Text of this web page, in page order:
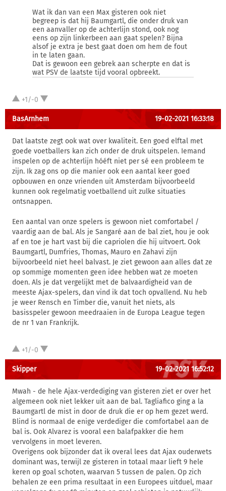
Wat ik dan van een Max gisteren ook niet
begreep is dat hij Baumgartl, die onder druk van
een aanvaller op de achterlijn stond, ook nog
eens op zijn linkerbeen aan gaat spelen? Bijna
alsof je extra je best gaat doen om hem de fout
in te laten gaan.
Dat is gewoon een gebrek aan scherpte en dat is
wat PSV de laatste tijd vooral opbreekt.
+1/-0
BasArnhem 19-02-2021 16:33:18
Dat laatste zegt ook wat over kwaliteit. Een goed elftal met
goede voetballers kan zich onder de druk uitspelen. Iemand
inspelen op de achterlijn hóéft niet per sé een probleem te
zijn. Ik zag ons op die manier ook een aantal keer goed
opbouwen en onze vrienden uit Amsterdam bijvoorbeeld
kunnen ook regelmatig voetballend uit zulke situaties
ontsnappen.
Een aantal van onze spelers is gewoon niet comfortabel /
vaardig aan de bal. Als je Sangaré aan de bal ziet, hou je ook
af en toe je hart vast bij die capriolen die hij uitvoert. Ook
Baumgartl, Dumfries, Thomas, Mauro en Zahavi zijn
bijvoorbeeld niet heel balvast. Je ziet gewoon aan alles dat ze
op sommige momenten geen idee hebben wat ze moeten
doen. Als je dat vergelijkt met de balvaardigheid van de
meeste Ajax-spelers, dan vind ik dat toch opvallend. Nu heb
je weer Rensch en Timber die, vanuit het niets, als
basisspeler gewoon meedraaien in de Europa League tegen
de nr 1 van Frankrijk.
+1/-0
Skipper 19-02-2021 16:52:12
Mwah - de hele Ajax-verdediging van gisteren ziet er over het
algemeen ook niet lekker uit aan de bal. Tagliafico ging a la
Baumgartl de mist in door de druk die er op hem gezet werd.
Blind is normaal de enige verdediger die comfortabel aan de
bal is. Ook Alvarez is vooral een balafpakker die hem
vervolgens in moet leveren.
Overigens ook bijzonder dat ik overal lees dat Ajax ouderwets
dominant was, terwijl ze gisteren in totaal maar lieft 9 hele
keren op goal schoten, waarvan 5 tussen de palen. Op zich
behalen ze een prima resultaat in een Europees uitduel, maar